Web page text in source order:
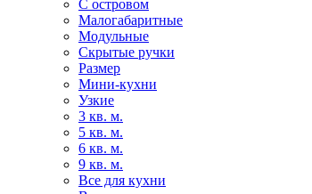
С островом
Малогабаритные
Модульные
Скрытые ручки
Размер
Мини-кухни
Узкие
3 кв. м.
5 кв. м.
6 кв. м.
9 кв. м.
Все для кухни